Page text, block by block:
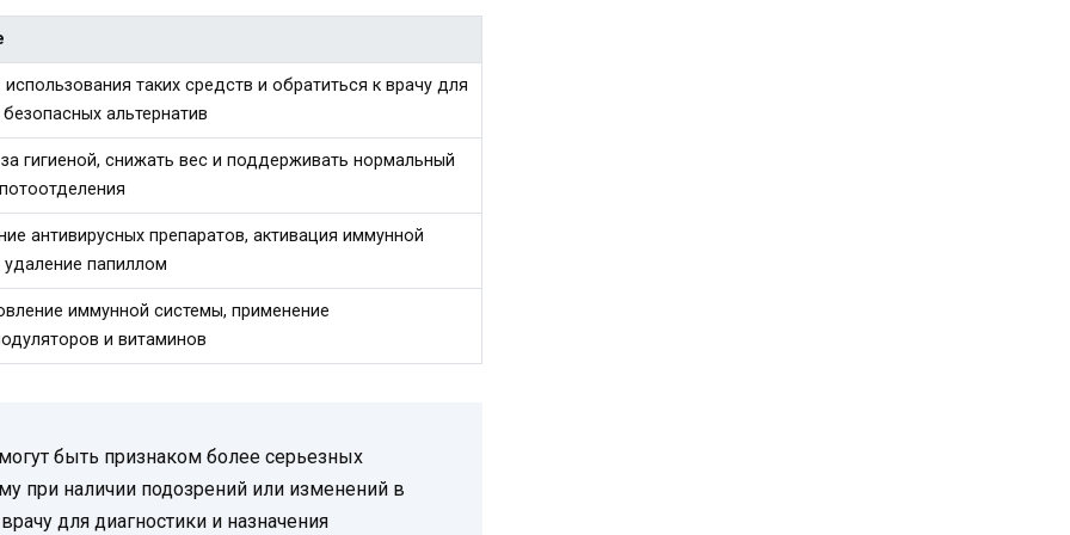
использования таких средств и обратиться к врачу для
альтернатив
гигиеной, снижать вес и поддерживать нормальный
антивирусных препаратов, активация иммунной
удаление папиллом
иммунной системы, применение
и витаминов
быть признаком более серьезных
при наличии подозрений или изменений в
для диагностики и назначения